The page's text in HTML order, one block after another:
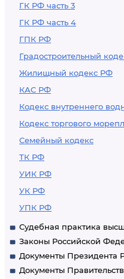
ГК РФ часть 3
ГК РФ часть 4
ГПК РФ
Градостроительный
Жилищный кодекс РФ
КАС РФ
Кодекс внутреннего
Кодекс торгового
Семейный кодекс
ТК РФ
УИК РФ
УК РФ
УПК РФ
Судебная практика
Законы Российской
Документы Президента
Документы